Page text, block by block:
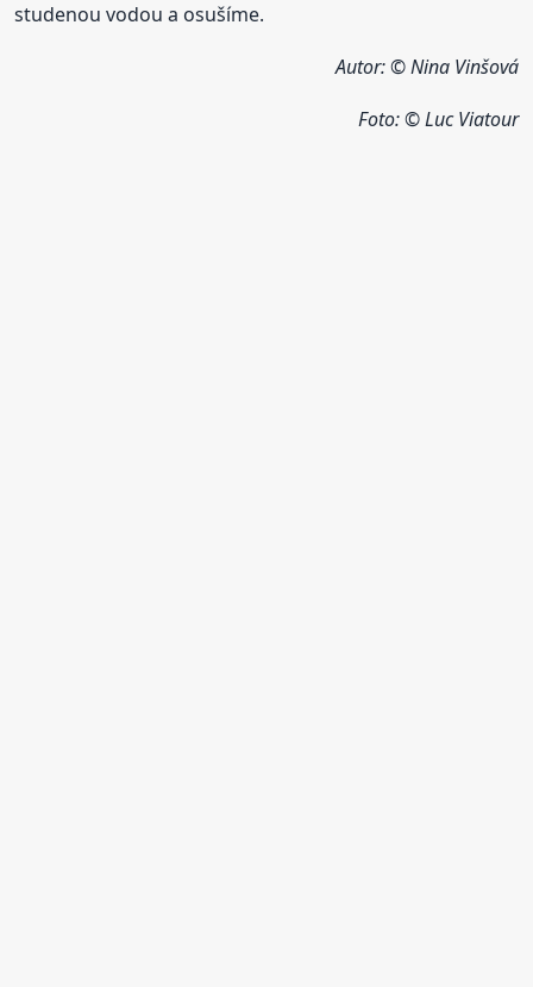
studenou vodou a osušíme.
Autor: © Nina Vinšová
Foto: © Luc Viatour